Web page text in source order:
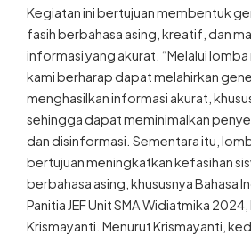
Kegiatan ini bertujuan membentuk
fasih berbahasa asing, kreatif, dan
informasi yang akurat. “Melalui
kami berharap dapat melahirkan
menghasilkan informasi akurat,
sehingga dapat meminimalkan
dan disinformasi. Sementara itu,
bertujuan meningkatkan kefasihan
berbahasa asing, khususnya Bahasa
Panitia JEF Unit SMA Widiatmika
Krismayanti. Menurut Krismayanti,